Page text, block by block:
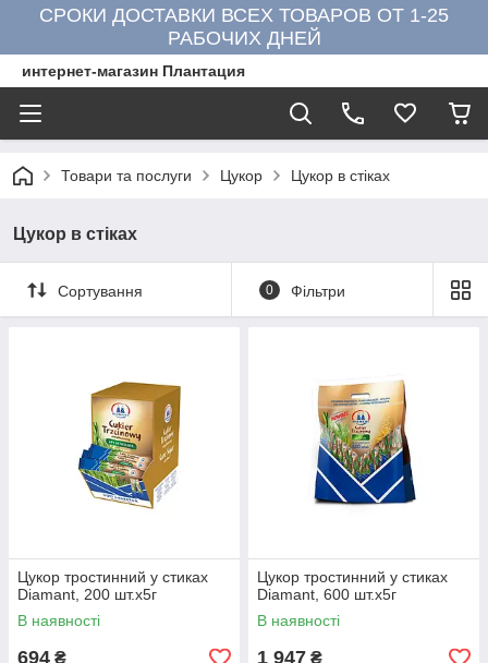
СРОКИ ДОСТАВКИ ВСЕХ ТОВАРОВ ОТ 1-25
РАБОЧИХ ДНЕЙ
интернет-магазин Плантация
Товари та послуги Цукор Цукор в стіках
Цукор в стіках
Сортування 0 Фільтри
Цукор тростинний у стиках
Diamant, 200 шт.х5г
В наявності
694 ₴
Цукор тростинний у стиках
Diamant, 600 шт.х5г
В наявності
1 947 ₴